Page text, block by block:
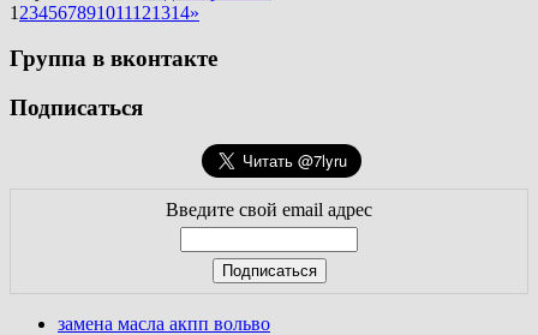
1 234567891011121314»
Группа в вконтакте
Подписаться
Введите свой email адрес
замена масла акпп вольво